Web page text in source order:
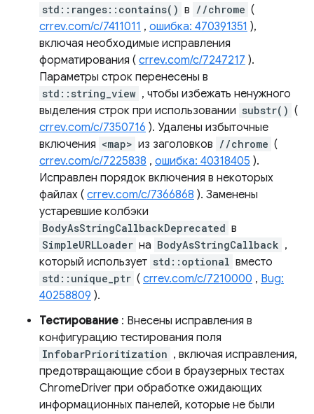
std::ranges::contains() в //chrome (
crrev.com/c/7411011 , ошибка: 470391351 ),
включая необходимые исправления
форматирования ( crrev.com/c/7247217 ).
Параметры строк перенесены в
std::string_view , чтобы избежать ненужного
выделения строк при использовании substr() (
crrev.com/c/7350716 ). Удалены избыточные
включения <map> из заголовков //chrome (
crrev.com/c/7225838 , ошибка: 40318405 ).
Исправлен порядок включения в некоторых
файлах ( crrev.com/c/7366868 ). Заменены
устаревшие колбэки
BodyAsStringCallbackDeprecated в
SimpleURLLoader на BodyAsStringCallback ,
который использует std::optional вместо
std::unique_ptr ( crrev.com/c/7210000 , Bug:
40258809 ).
Тестирование : Внесены исправления в
конфигурацию тестирования поля
InfobarPrioritization , включая исправления,
предотвращающие сбои в браузерных тестах
ChromeDriver при обработке ожидающих
информационных панелей, которые не были